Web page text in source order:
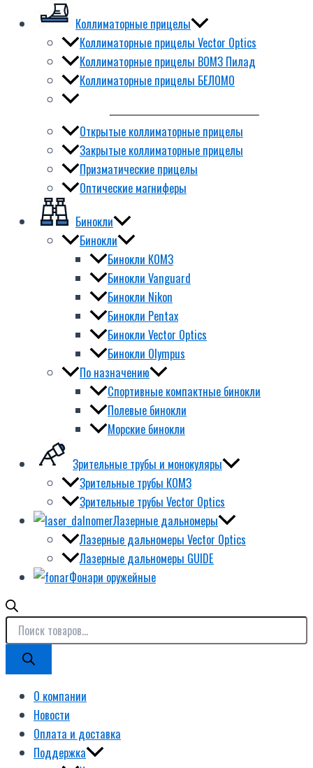
Коллиматорные прицелы
Коллиматорные прицелы Vector Optics
Коллиматорные прицелы ВОМЗ Пилад
Коллиматорные прицелы БЕЛОМО
Открытые коллиматорные прицелы
Закрытые коллиматорные прицелы
Призматические прицелы
Оптические магниферы
Бинокли
Бинокли
Бинокли КОМЗ
Бинокли Vanguard
Бинокли Nikon
Бинокли Pentax
Бинокли Vector Optics
Бинокли Olympus
По назначению
Спортивные компактные бинокли
Полевые бинокли
Морские бинокли
Зрительные трубы и монокуляры
Зрительные трубы КОМЗ
Зрительные трубы Vector Optics
Лазерные дальномеры
Лазерные дальномеры Vector Optics
Лазерные дальномеры GUIDE
Фонари оружейные
О компании
Новости
Оплата и доставка
Поддержка